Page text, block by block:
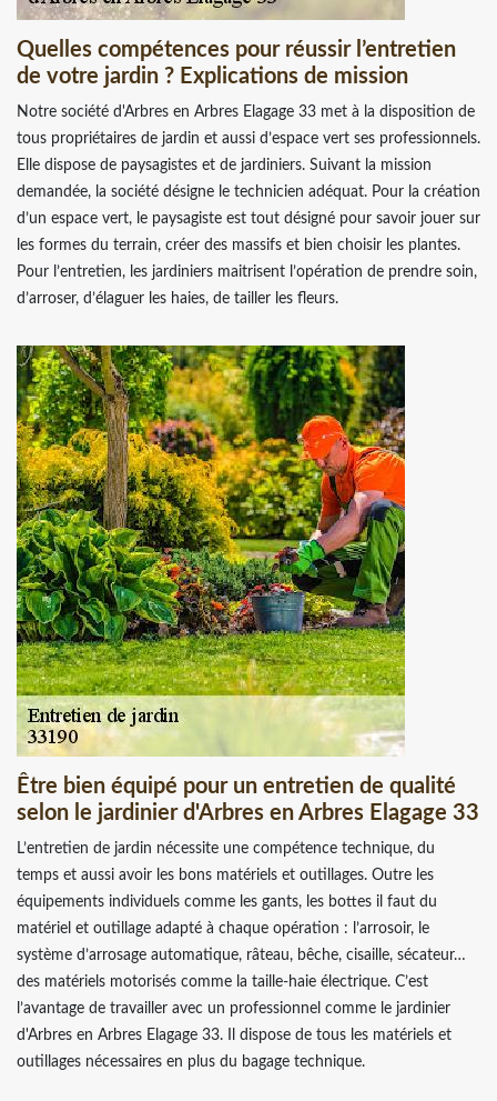
Quelles compétences pour réussir l’entretien
de votre jardin ? Explications de mission
Notre société d'Arbres en Arbres Elagage 33 met à la disposition de
tous propriétaires de jardin et aussi d’espace vert ses professionnels.
Elle dispose de paysagistes et de jardiniers. Suivant la mission
demandée, la société désigne le technicien adéquat. Pour la création
d’un espace vert, le paysagiste est tout désigné pour savoir jouer sur
les formes du terrain, créer des massifs et bien choisir les plantes.
Pour l’entretien, les jardiniers maitrisent l’opération de prendre soin,
d’arroser, d’élaguer les haies, de tailler les fleurs.
Être bien équipé pour un entretien de qualité
selon le jardinier d'Arbres en Arbres Elagage 33
L’entretien de jardin nécessite une compétence technique, du
temps et aussi avoir les bons matériels et outillages. Outre les
équipements individuels comme les gants, les bottes il faut du
matériel et outillage adapté à chaque opération : l’arrosoir, le
système d’arrosage automatique, râteau, bêche, cisaille, sécateur…
des matériels motorisés comme la taille-haie électrique. C’est
l’avantage de travailler avec un professionnel comme le jardinier
d'Arbres en Arbres Elagage 33. Il dispose de tous les matériels et
outillages nécessaires en plus du bagage technique.